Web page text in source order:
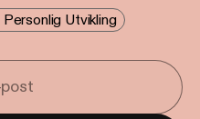
Utvikling